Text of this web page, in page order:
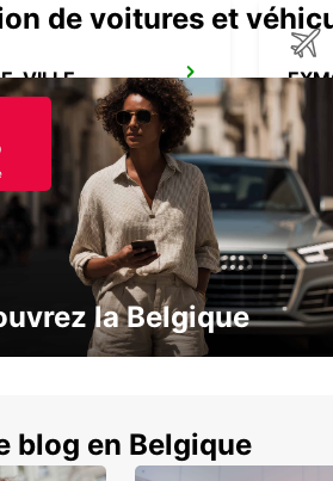
VILLE
de voitures et
la Belgique
blog en Belgique